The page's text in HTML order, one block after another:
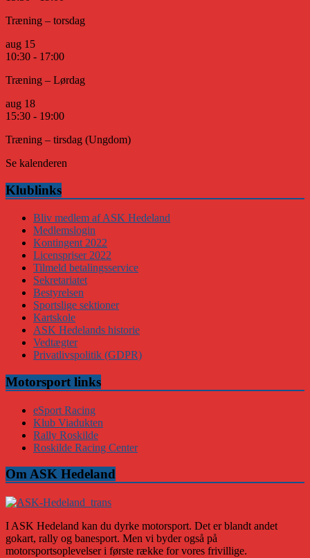
Træning – torsdag
aug 15
10:30 - 17:00
Træning – Lørdag
aug 18
15:30 - 19:00
Træning – tirsdag (Ungdom)
Se kalenderen
Klublinks
Bliv medlem af ASK Hedeland
Medlemslogin
Kontingent 2022
Licenspriser 2022
Tilmeld betalingsservice
Sekretariatet
Bestyrelsen
Sportslige sektioner
Kartskole
ASK Hedelands historie
Vedtægter
Privatlivspolitik (GDPR)
Motorsport links
eSport Racing
Klub Viadukten
Rally Roskilde
Roskilde Racing Center
Om ASK Hedeland
I ASK Hedeland kan du dyrke motorsport. Det er blandt andet
gokart, rally og banesport. Men vi byder også på
motorsportsoplevelser i første række for vores frivillige.